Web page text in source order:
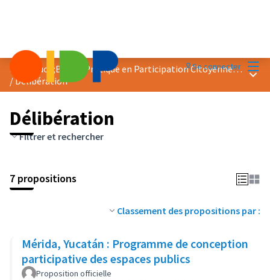
Se connecter
Prix &quot;Bonne Pratique en Participation Citoyenne&quot; 2023
/Délibération
Délibération
Filtrer et rechercher
7 propositions
Classement des propositions par :
Mérida, Yucatán : Programme de conception
participative des espaces publics
Proposition officielle